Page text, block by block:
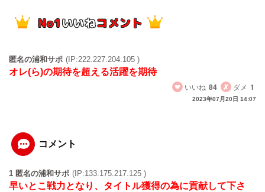
匿名の浦和サポ (IP:222.227.204.105 )
オレ(ら)の期待を超える活躍を期待
いいね 84 ダメ 1
2023年07月20日 14:07
コメント
1 匿名の浦和サポ (IP:133.175.217.125 )
早いとこ戦力となり、タイトル獲得の為に貢献して下さ